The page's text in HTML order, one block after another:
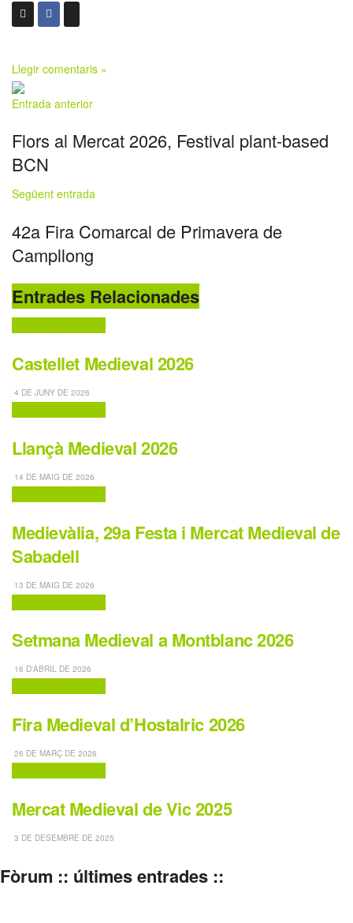
Llegir comentaris »
Entrada anterior
Flors al Mercat 2026, Festival plant-based
BCN
Següent entrada
42a Fira Comarcal de Primavera de
Campllong
Entrades Relacionades
Castellet Medieval 2026
4 DE JUNY DE 2026
Llançà Medieval 2026
14 DE MAIG DE 2026
Medievàlia, 29a Festa i Mercat Medieval de
Sabadell
13 DE MAIG DE 2026
Setmana Medieval a Montblanc 2026
16 D'ABRIL DE 2026
Fira Medieval d’Hostalric 2026
26 DE MARÇ DE 2026
Mercat Medieval de Vic 2025
3 DE DESEMBRE DE 2025
Fòrum :: últimes entrades ::